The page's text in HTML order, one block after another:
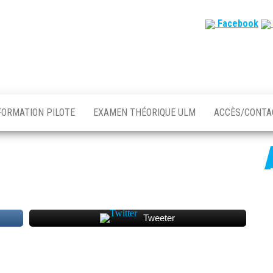
Facebook
PILOTE EXAMEN THÉORIQUE ULM ACCÈS/
Tweeter